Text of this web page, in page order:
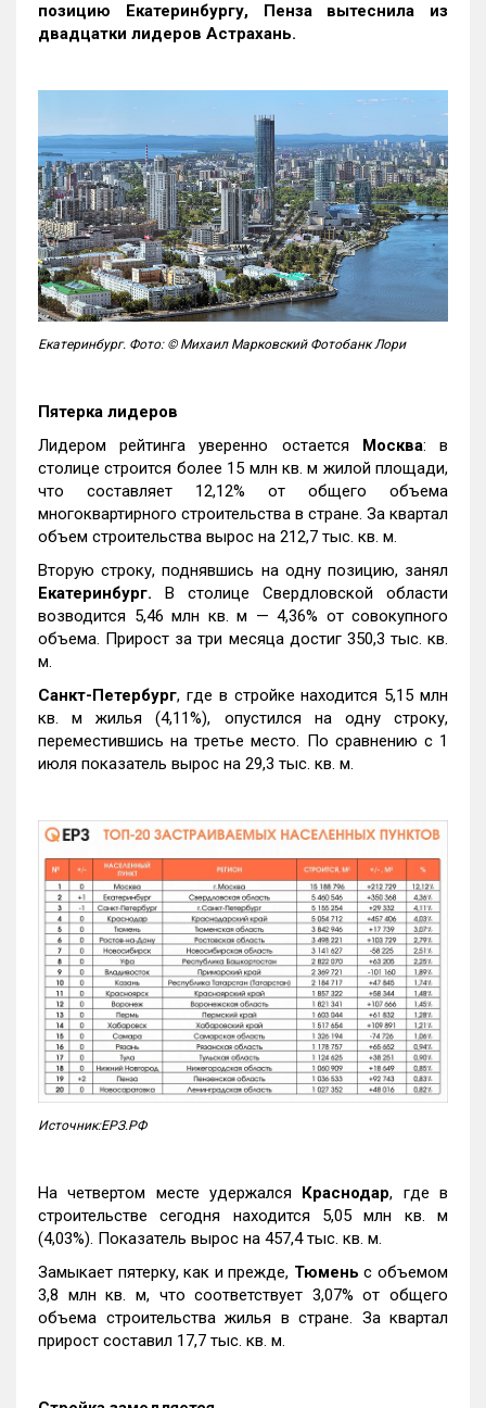
позицию Екатеринбургу, Пенза вытеснила из
двадцатки лидеров Астрахань.
Екатеринбург. Фото: © Михаил Марковский Фотобанк Лори
Пятерка лидеров
Лидером рейтинга уверенно остается Москва: в
столице строится более 15 млн кв. м жилой площади,
что составляет 12,12% от общего объема
многоквартирного строительства в стране. За квартал
объем строительства вырос на 212,7 тыс. кв. м.
Вторую строку, поднявшись на одну позицию, занял
Екатеринбург. В столице Свердловской области
возводится 5,46 млн кв. м — 4,36% от совокупного
объема. Прирост за три месяца достиг 350,3 тыс. кв.
м.
Санкт-Петербург, где в стройке находится 5,15 млн
кв. м жилья (4,11%), опустился на одну строку,
переместившись на третье место. По сравнению с 1
июля показатель вырос на 29,3 тыс. кв. м.
Источник:ЕРЗ.РФ
На четвертом месте удержался Краснодар, где в
строительстве сегодня находится 5,05 млн кв. м
(4,03%). Показатель вырос на 457,4 тыс. кв. м.
Замыкает пятерку, как и прежде, Тюмень с объемом
3,8 млн кв. м, что соответствует 3,07% от общего
объема строительства жилья в стране. За квартал
прирост составил 17,7 тыс. кв. м.